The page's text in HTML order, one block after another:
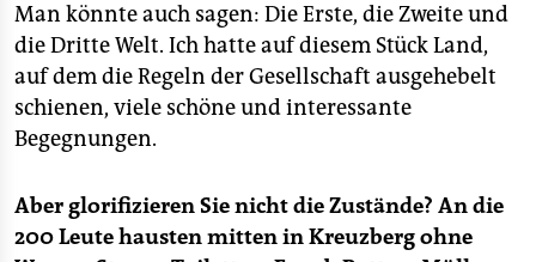
Man könnte auch sagen: Die Erste, die Zweite und
die Dritte Welt. Ich hatte auf diesem Stück Land,
auf dem die Regeln der Gesellschaft ausgehebelt
schienen, viele schöne und interessante
Begegnungen.
Aber glorifizieren Sie nicht die Zustände? An die
200 Leute hausten mitten in Kreuzberg ohne